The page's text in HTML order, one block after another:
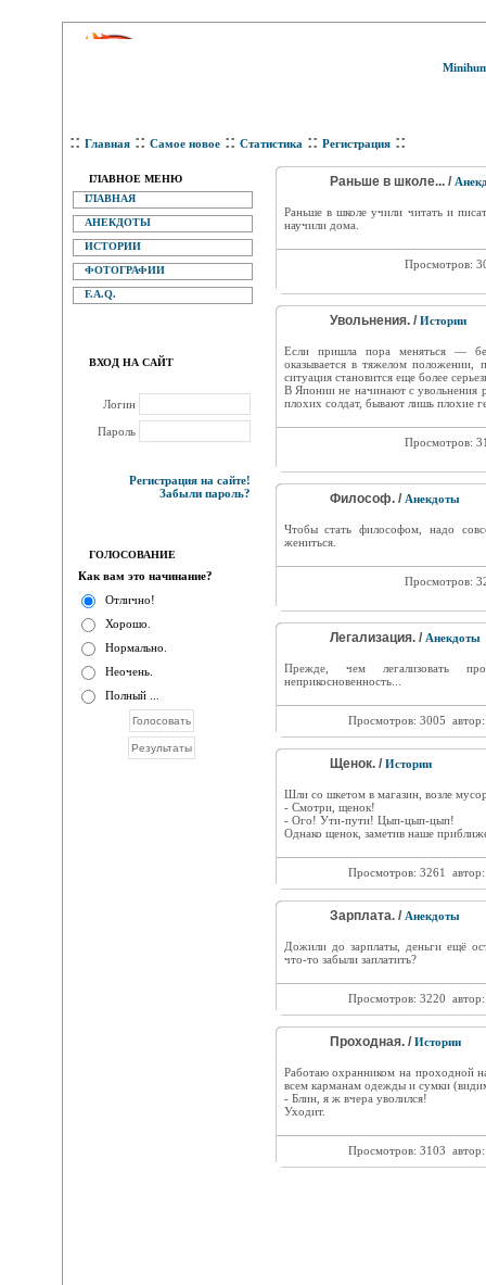
:: Главная :: Самое новое :: Статистика :: Регистрация ::
ГЛАВНОЕ МЕНЮ
ГЛАВНАЯ
АНЕКДОТЫ
ИСТОРИИ
ФОТОГРАФИИ
F.A.Q.
ВХОД НА САЙТ
Логин
Пароль
Регистрация на сайте!
Забыли пароль?
ГОЛОСОВАНИЕ
Как вам это начинание?
Отлично!
Хорошо.
Нормально.
Неочень.
Полный ...
Раньше в школе... /
Раньше в школе учили читать и
научили дома.
Просмотров:
Увольнения. / Истории
Если пришла пора меняться —
оказывается в тяжелом положении,
ситуация становится еще более
В Японии не начинают с увольнения
плохих солдат, бывают лишь плохие
Просмотров:
Философ. / Анекдоты
Чтобы стать философом, надо
жениться.
Просмотров:
Легализация. / Анекдоты
Прежде, чем легализовать
неприкосновенность...
Просмотров: 3005
Щенок. / Истории
Шли со шкетом в магазин, возле
- Смотри, щенок!
- Ого! Ути-пути! Цып-цып-цып!
Однако щенок, заметив наше
Просмотров: 3261
Зарплата. / Анекдоты
Дожили до зарплаты, деньги ещё
что-то забыли заплатить?
Просмотров: 3220
Проходная. / Истории
Работаю охранником на проходной
всем карманам одежды и сумки
- Блин, я ж вчера уволился!
Уходит.
Просмотров: 3103